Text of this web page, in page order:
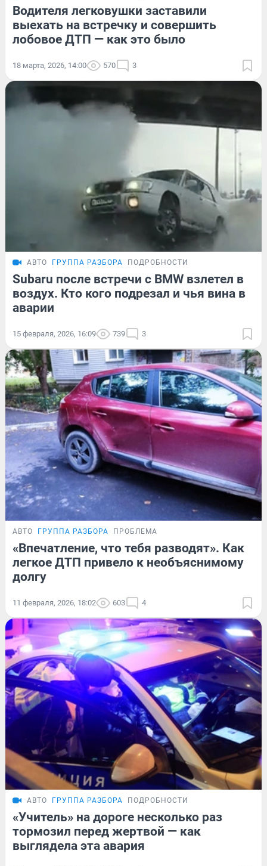
Водителя легковушки заставили
выехать на встречку и совершить
лобовое ДТП — как это было
18 марта, 2026, 14:00 570 3
АВТО ГРУППА РАЗБОРА ПОДРОБНОСТИ
Subaru после встречи с BMW взлетел в
воздух. Кто кого подрезал и чья вина в
аварии
15 февраля, 2026, 16:09 739 3
АВТО ГРУППА РАЗБОРА ПРОБЛЕМА
«Впечатление, что тебя разводят». Как
легкое ДТП привело к необъяснимому
долгу
11 февраля, 2026, 18:02 603 4
АВТО ГРУППА РАЗБОРА ПОДРОБНОСТИ
«Учитель» на дороге несколько раз
тормозил перед жертвой — как
выглядела эта авария